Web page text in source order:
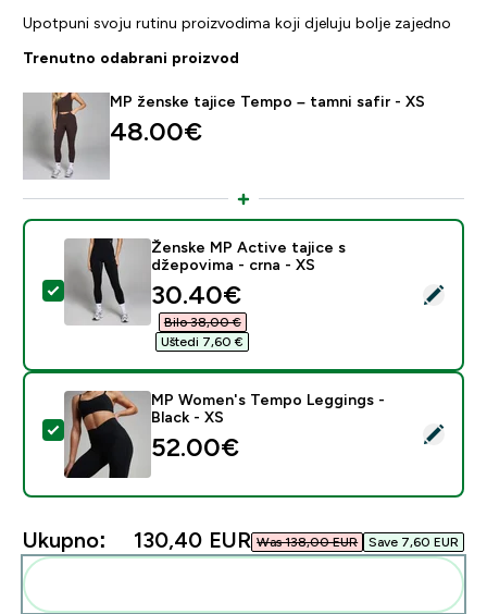
Upotpuni svoju rutinu proizvodima koji djeluju bolje zajedno
Trenutno odabrani proizvod
MP ženske tajice Tempo – tamni safir - XS
48.00€‎
Odaberi ovaj proizvod - Ženske MP Active tajice s
Ženske MP Active tajice s
džepovima - crna - XS
discounted price
30.40€‎
Bilo 38,00 €‎
Uštedi 7,60 €‎
Odaberi ovaj proizvod - MP Women's Tempo
MP Women's Tempo Leggings -
Black - XS
52.00€‎
Ukupno: 130,40 EUR‎ Was 138,00 EUR‎ Save 7,60 EUR‎